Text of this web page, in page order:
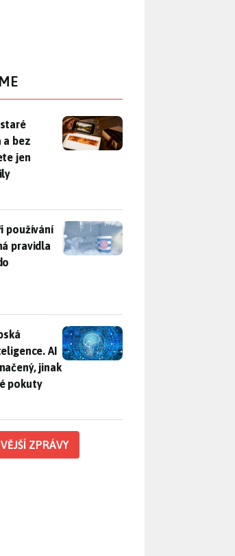
fotografie zdarma a bez skeneru.
bez
jen
používání lednice. Jednoduchá pravidla
používání
pravidla
regulace umělé inteligence. AI obsah
AI
jinak
pokuty
ZPRÁVY